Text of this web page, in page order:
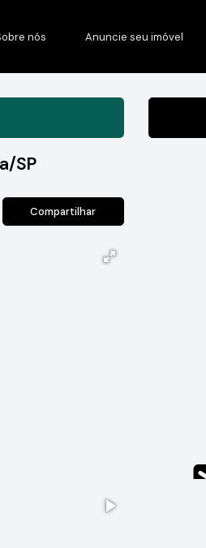
Anuncie seu imóvel
nós
SP
Compartilhar